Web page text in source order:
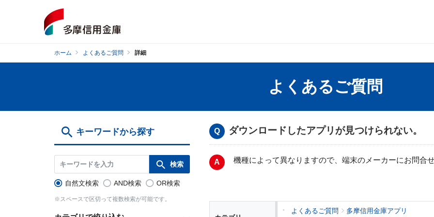
ホーム よくあるご質問 詳細
よくあるご質問
キーワードから探す
自然文検索 AND検索 OR検索
※スペースで区切って複数検索が可能です。
ダウンロードしたアプリが見つけられない。
機種によって異なりますので、端末のメーカーにお問合せ
よくあるご質問
多摩信用金庫アプリ